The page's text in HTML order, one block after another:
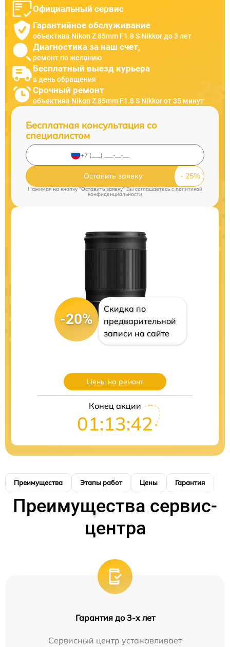
Официальный сервис
Гарантийное обслуживание
объектива Nikon Z 85mm F1.8 S Nikkor до 3 лет
Диагностика за наш счет,
ремонт по желанию
Бесплатный выезд курьера
в день обращения
Срочный ремонт
объектива Nikon Z 85mm F1.8 S Nikkor от 35 минут
Бесплатная консультация со
специалистом
Оставить заявку
Нажимая на кнопку "Оставить заявку" Вы соглашаетесь cполитикой
конфиденциальности
-20%
Скидка по
предварительной
записи на сайте
Цены на ремонт
Конец акции
01:13:41
Преимущества Этапы работ Цены Гарантия
Преимущества сервис-
центра
Гарантия до 3-х лет
Сервисный центр устанавливает